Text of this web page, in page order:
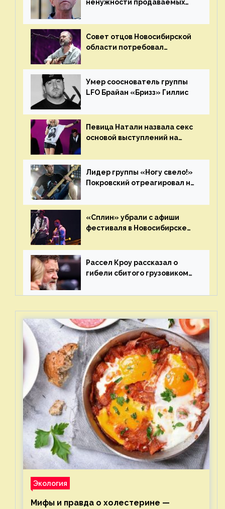
ненужности продаваемых
Совет отцов Новосибирской
области потребовал
«Сплин»
Умер сооснователь группы
LFO Брайан «Бризз» Гиллис
Певица Натали назвала секс
основой выступлений на
Лидер группы «Ногу свело!»
Покровский отреагировал на
«Сплин» убрали с афиши
фестиваля в Новосибирске
отцов»
Рассел Кроу рассказал о
гибели сбитого грузовиком
Экология
Мифы и правда о холестерине —